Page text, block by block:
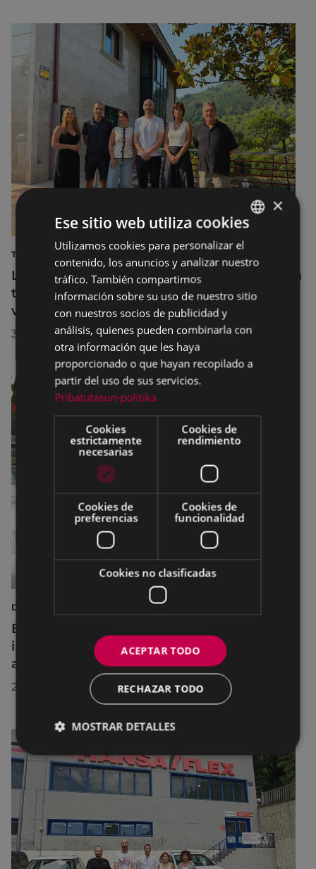
TURISMO
La diputada Azahara Domínguez destaca la
transformación turística de Eibar en su
visita a la localidad
30/07/2026
DEPORTES
Eibar adapta los horarios de sus
instalaciones deportivas durante el mes de
agosto para realizar mejoras
29/07/2026
BASQUE
SPANISH
×
Ese sitio web utiliza cookies
Utilizamos cookies para personalizar el
contenido, los anuncios y analizar nuestro
tráfico. También compartimos
información sobre su uso de nuestro sitio
con nuestros socios de publicidad y
análisis, quienes pueden combinarla con
otra información que les haya
proporcionado o que hayan recopilado a
partir del uso de sus servicios.
Pribatutasun-politika
Cookies
estrictamente
necesarias
Cookies de
rendimiento
Cookies de
preferencias
Cookies de
funcionalidad
Cookies no clasificadas
ACEPTAR TODO
RECHAZAR TODO
MOSTRAR DETALLES